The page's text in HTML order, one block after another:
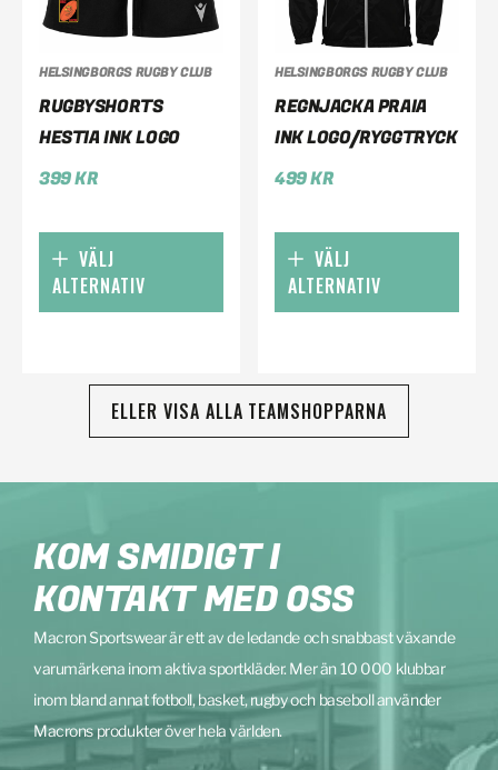
HELSINGBORGS RUGBY CLUB
RUGBYSHORTS
HESTIA INK LOGO
399KR
VÄLJ
ALTERNATIV
HELSINGBORGS RUGBY CLUB
REGNJACKA PRAIA
INK LOGO/RYGGTRYCK
499KR
VÄLJ
ALTERNATIV
ELLER VISA ALLA TEAMSHOPPARNA
KOM SMIDIGT I
KONTAKT MED OSS
Macron Sportswear är ett av de ledande och snabbast växande
varumärkena inom aktiva sportkläder. Mer än 10 000 klubbar
inom bland annat fotboll, basket, rugby och baseboll använder
Macrons produkter över hela världen.